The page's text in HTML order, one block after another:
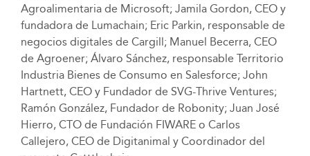
Agroalimentaria de Microsoft; Jamila Gordon, CEO y
fundadora de Lumachain; Eric Parkin, responsable de
negocios digitales de Cargill; Manuel Becerra, CEO
de Agroener; Álvaro Sánchez, responsable Territorio
Industria Bienes de Consumo en Salesforce; John
Hartnett, CEO y Fundador de SVG-Thrive Ventures;
Ramón González, Fundador de Robonity; Juan José
Hierro, CTO de Fundación FIWARE o Carlos
Callejero, CEO de Digitanimal y Coordinador del